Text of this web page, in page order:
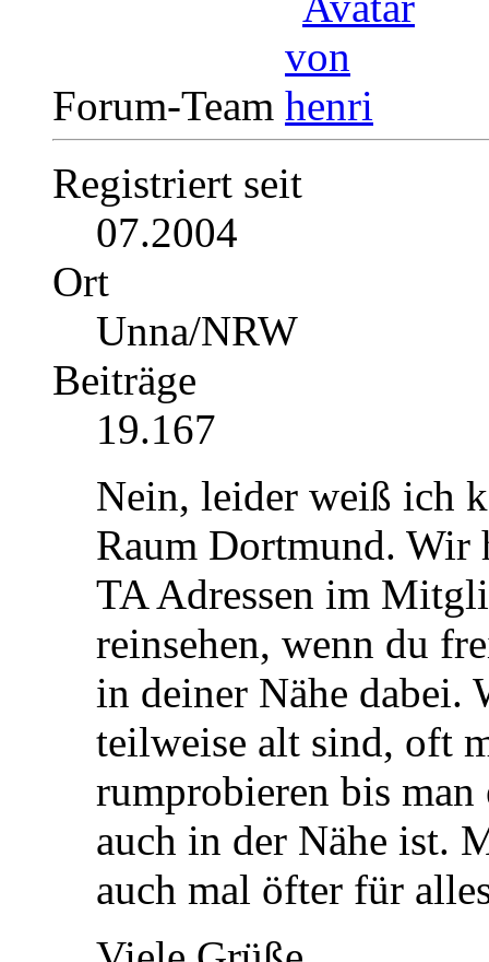
Forum-Team
Registriert seit
07.2004
Ort
Unna/NRW
Beiträge
19.167
Nein, leider weiß ich
Raum Dortmund. Wir
TA Adressen im
reinsehen, wenn du
in deiner Nähe dabei.
teilweise alt sind, oft
rumprobieren bis
auch in der Nähe ist.
auch mal öfter für